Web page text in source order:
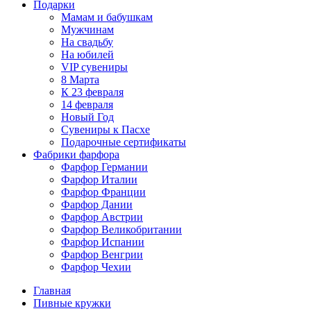
Подарки
Мамам и бабушкам
Мужчинам
На свадьбу
На юбилей
VIP сувениры
8 Марта
К 23 февраля
14 февраля
Новый Год
Сувениры к Пасхе
Подарочные сертификаты
Фабрики фарфора
Фарфор Германии
Фарфор Италии
Фарфор Франции
Фарфор Дании
Фарфор Австрии
Фарфор Великобритании
Фарфор Испании
Фарфор Венгрии
Фарфор Чехии
Главная
Пивные кружки